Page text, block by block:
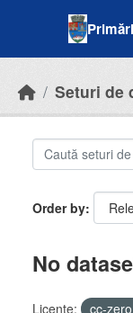
Seturi de
Order by
No
Licenţe: cc-zero